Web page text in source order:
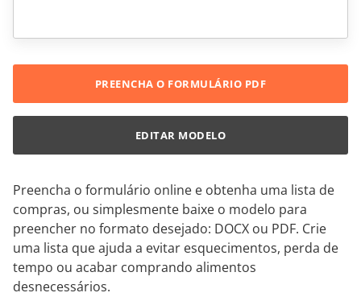
Preencha o formulário online e obtenha uma lista de
compras, ou simplesmente baixe o modelo para
preencher no formato desejado: DOCX ou PDF. Crie
uma lista que ajuda a evitar esquecimentos, perda de
tempo ou acabar comprando alimentos
desnecessários.
PREENCHA O FORMULÁRIO PDF
EDITAR MODELO